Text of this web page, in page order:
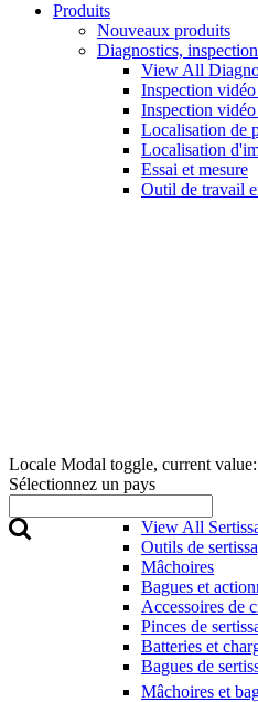
Locale Modal toggle, current value:
Sélectionnez un pays
Produits
Nouveaux produits
Diagnostics,
View All
Inspection
Inspection vidéo
Localisation de
Localisation
Essai et mesure
Outil de travail
View All
Outils de
Mâchoires
Bagues et
Accessoires de
Pinces de
Batteries et
Bagues de
Mâchoires et